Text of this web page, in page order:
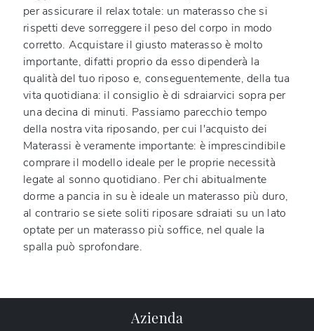
per assicurare il relax totale: un materasso che si
rispetti deve sorreggere il peso del corpo in modo
corretto. Acquistare il giusto materasso è molto
importante, difatti proprio da esso dipenderà la
qualità del tuo riposo e, conseguentemente, della tua
vita quotidiana: il consiglio è di sdraiarvici sopra per
una decina di minuti. Passiamo parecchio tempo
della nostra vita riposando, per cui l'acquisto dei
Materassi è veramente importante: è imprescindibile
comprare il modello ideale per le proprie necessità
legate al sonno quotidiano. Per chi abitualmente
dorme a pancia in su è ideale un materasso più duro,
al contrario se siete soliti riposare sdraiati su un lato
optate per un materasso più soffice, nel quale la
spalla può sprofondare.
Azienda